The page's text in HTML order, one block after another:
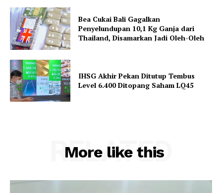
Bea Cukai Bali Gagalkan
Penyelundupan 10,1 Kg Ganja dari
Thailand, Disamarkan Jadi Oleh-Oleh
IHSG Akhir Pekan Ditutup Tembus
Level 6.400 Ditopang Saham LQ45
More like this
RELATED